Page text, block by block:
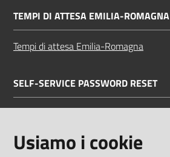
TEMPI DI ATTESA EMILIA-ROMAGNA
Tempi di attesa Emilia-Romagna
SELF-SERVICE PASSWORD RESET
Usiamo i cookie